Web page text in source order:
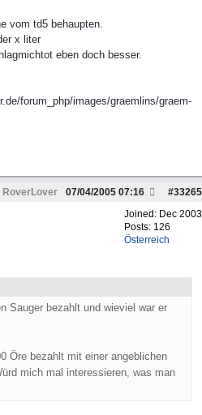
vom td5 behaupten.
x liter
eben doch besser.
forum_php/images/graemlins/graem-
RoverLover #33265
07/04/2005 07:16
Joined: Dec 2003
Posts: 126
Österreich
Sauger bezahlt und wieviel war er
Öre bezahlt mit einer angeblichen
mich mal interessieren, was man